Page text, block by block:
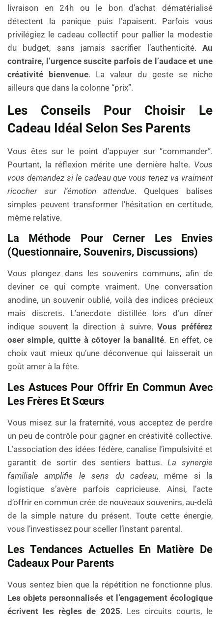
livraison en 24h ou le bon d’achat dématérialisé
détectent la panique puis l’apaisent. Parfois vous
privilégiez le cadeau collectif pour pallier la modestie
du budget, sans jamais sacrifier l’authenticité. Au
contraire, l’urgence suscite parfois de l’audace et une
créativité bienvenue. La valeur du geste se niche
ailleurs que dans la colonne “prix”.
Les Conseils Pour Choisir Le
Cadeau Idéal Selon Ses Parents
Vous êtes sur le point d’appuyer sur “commander”.
Pourtant, la réflexion mérite une dernière halte. Vous
vous demandez si le cadeau que vous tenez va vraiment
ricocher sur l’émotion attendue. Quelques balises
simples peuvent transformer l’hésitation en certitude,
même relative.
La Méthode Pour Cerner Les Envies
(questionnaire, Souvenirs, Discussions)
Vous plongez dans les souvenirs communs, afin de
deviner ce qui compte vraiment. Une conversation
anodine, un souvenir oublié, voilà des indices précieux
mais discrets. L’anecdote distillée lors d’un dîner
indique souvent la direction à suivre.Vous préférez
oser simple, quitte à côtoyer la banalité. En effet, ce
choix vaut mieux qu’une déconvenue qui laisserait un
goût amer à la fête.
Les Astuces Pour Offrir En Commun Avec
Les Frères Et Sœurs
Vous misez sur la fraternité, vous acceptez de perdre
un peu de contrôle pour gagner en créativité collective.
L’association des idées fédère, canalise l’impulsivité et
garantit de sortir des sentiers battus.La synergie
familiale amplifie le sens du cadeau, même si la
logistique s’avère parfois capricieuse. Ainsi, l’acte
d’offrir en commun crée de nouveaux souvenirs, au-delà
de la simple nature du présent. Toute cette énergie,
vous l’investissez pour sceller l’instant parental.
Les Tendances Actuelles En Matière De
Cadeaux Pour Parents
Vous sentez bien que la répétition ne fonctionne plus.
Les objets personnalisés et l’engagement écologique
écrivent les règles de 2025. Les circuits courts, le